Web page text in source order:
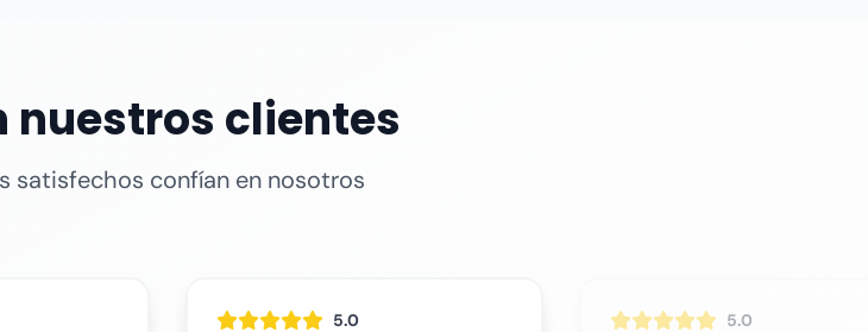
nuestros clientes
satisfechos confían en nosotros
5.0 5.0